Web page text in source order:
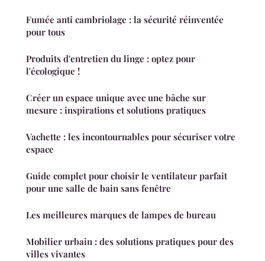
Fumée anti cambriolage : la sécurité réinventée
pour tous
Produits d'entretien du linge : optez pour
l'écologique !
Créer un espace unique avec une bâche sur
mesure : inspirations et solutions pratiques
Vachette : les incontournables pour sécuriser votre
espace
Guide complet pour choisir le ventilateur parfait
pour une salle de bain sans fenêtre
Les meilleures marques de lampes de bureau
Mobilier urbain : des solutions pratiques pour des
villes vivantes